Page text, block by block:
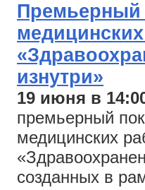
Премьерный
изнутри»
19 июня в
премьерный
медицинских
созданных в